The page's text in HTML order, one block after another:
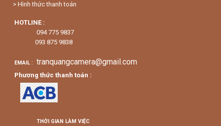
> Hình thức thanh toán
HOTLINE :
094 775 9837
093 875 9838
EMAIL : tranquangcamera@gmail.com
Phương thức thanh toán :
THỜI GIAN LÀM VIỆC